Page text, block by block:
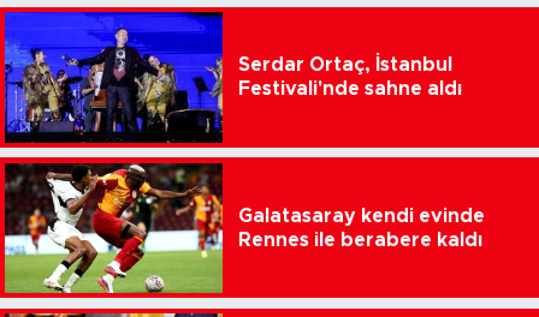
Serdar Ortaç, İstanbul
Festivali'nde sahne aldı
Galatasaray kendi evinde
Rennes ile berabere kaldı